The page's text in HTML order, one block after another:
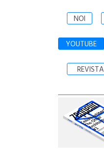
NOI
YOUTUBE
REVISTA